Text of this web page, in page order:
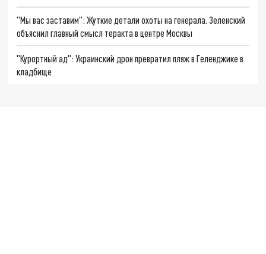
"Мы вас заставим": Жуткие детали охоты на генерала. Зеленский
объяснил главный смысл теракта в центре Москвы
"Курортный ад": Украинский дрон превратил пляж в Геленджике в
кладбище